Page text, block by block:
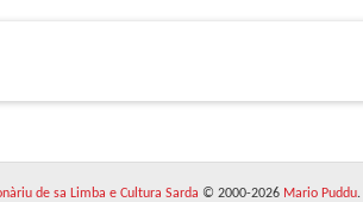
de sa Limba e Cultura Sarda © 2000-2026 Mario Puddu.